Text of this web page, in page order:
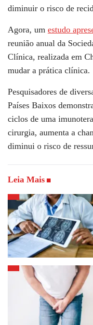
diminuir o risco de
Agora, um estudo
reunião anual da
Clínica, realizada em
mudar a prática clínica.
Pesquisadores de
Países Baixos
ciclos de uma
cirurgia, aumenta a
diminui o risco de
Leia Mais